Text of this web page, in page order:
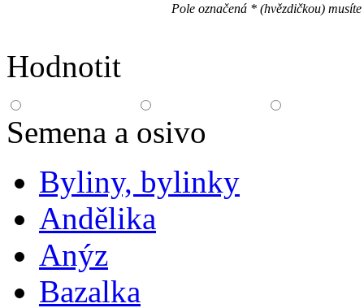
Pole označená * (hvězdičkou)
Hodnotit
Semena a osivo
Byliny, bylinky
Andělika
Anýz
Bazalka